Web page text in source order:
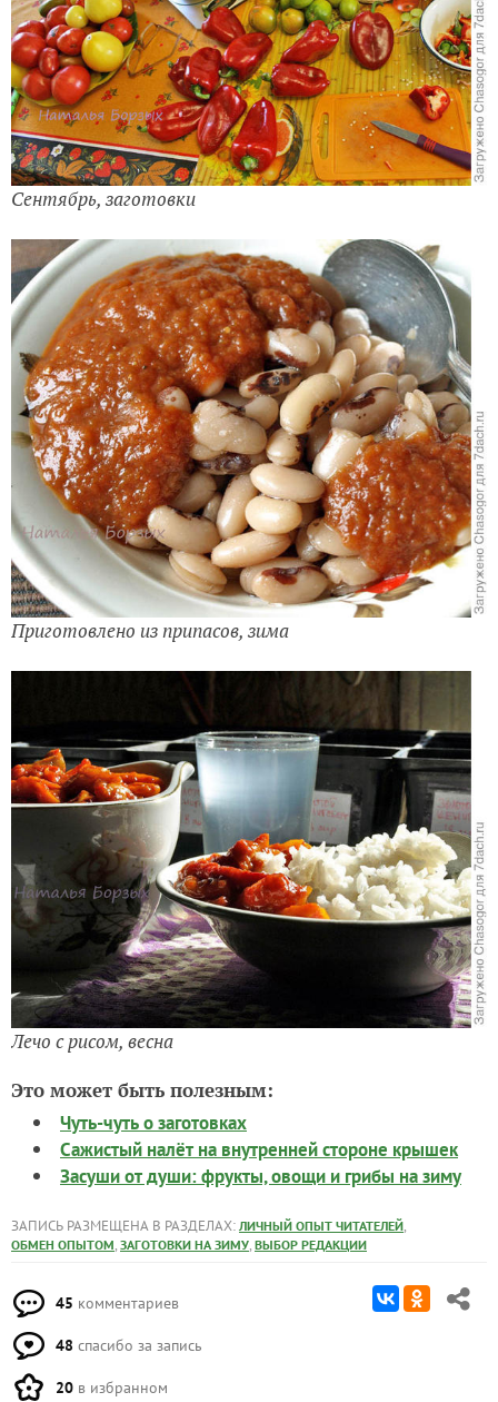
Сентябрь, заготовки
Приготовлено из припасов, зима
Лечо с рисом, весна
Это может быть полезным:
Чуть-чуть о заготовках
Сажистый налёт на внутренней стороне крышек
Засуши от души: фрукты, овощи и грибы на зиму
ЗАПИСЬ РАЗМЕЩЕНА В РАЗДЕЛАХ: ЛИЧНЫЙ ОПЫТ ЧИТАТЕЛЕЙ,
ОБМЕН ОПЫТОМ, ЗАГОТОВКИ НА ЗИМУ, ВЫБОР РЕДАКЦИИ
45 комментариев
48 спасибо за запись
20 в избранном